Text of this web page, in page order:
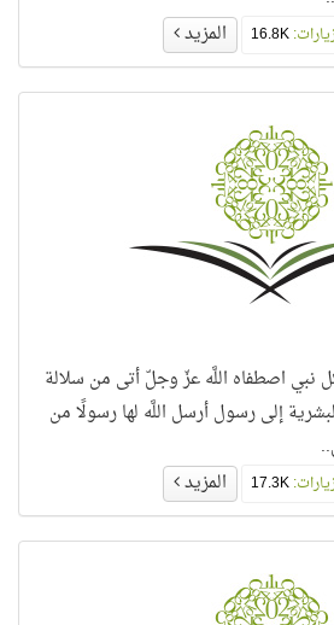
16.8K المزيد
نبي اصطفاه اللَّه عزّ وجلّ أتى من سلالة
إلى رسول أرسل اللَّه لها رسولًا من
17.3K المزيد